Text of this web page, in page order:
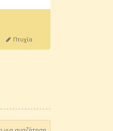
Πτυχία